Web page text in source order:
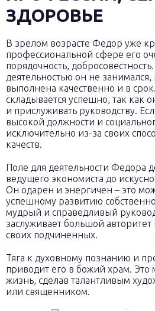
ЗДОРОВЬЕ
В зрелом возрасте Федор уже
профессиональной сфере его
порядочность,
деятельностью он не занимался,
выполнена качественно и в
складывается успешно, так как
и прислуживать руководству.
высокой должности и
исключительно из-за своих
качеств.
Поле для деятельности Федора
ведущего экономиста до
Он одарен и энергичен – это
успешному развитию
мудрый и справедливый
заслуживает большой авторитет
своих подчиненных.
Тяга к духовному познанию и
приводит его в божий храм. Это
жизнь, сделав талантливым
или священником.